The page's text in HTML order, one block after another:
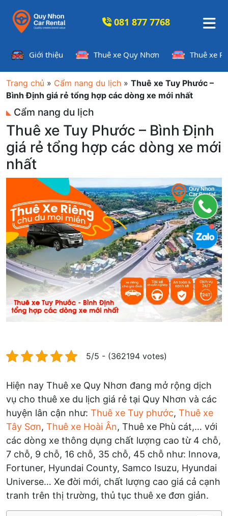
081 877 7768
Giới thiệu Thuê xe Quy Nhơn Thuê xe
Trang chủ » Cẩm nang du lịch » Thuê xe Tuy Phước –
Bình Định giá rẻ tổng hợp các dòng xe mới nhất
Cẩm nang du lịch
Thuê xe Tuy Phước – Bình Định
giá rẻ tổng hợp các dòng xe mới
nhất
5/5 - (362194 votes)
Hiện nay Thuê xe Quy Nhơn đang mở rộng dịch
vụ cho thuê xe du lịch giá rẻ tại Quy Nhơn và các
huyện lân cận như: Thuê xe Tuy phước, Thuê xe
Tây Sơn, Thuê xe Hoài Ân, Thuê xe Phù cát,… với
các dòng xe thông dụng chất lượng cao từ 4 chỗ,
7 chỗ, 9 chỗ, 16 chỗ, 35 chỗ, 45 chỗ như: Innova,
Fortuner, Hyundai County, Samco Isuzu, Hyundai
Universe… Xe đời mới, chất lượng cao giá cả cạnh
tranh trên thị trường, thủ tục thuê xe đơn giản.